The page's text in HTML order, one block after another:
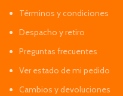
Términos y condiciones
Despacho y retiro
Preguntas frecuentes
Ver estado de mi pedido
Cambios y devoluciones